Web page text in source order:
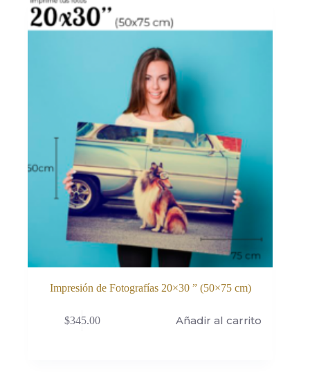
Impresión de Fotografías 20×30 ” (50×75 cm)
$345.00 Añadir al carrito